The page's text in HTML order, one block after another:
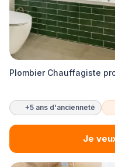
Plombier Chauffagiste
+5 ans d'ancienneté
Je